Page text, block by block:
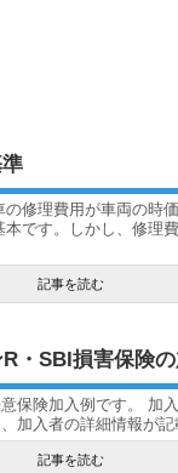
修理費用が車両の時
です。しかし、修理
記事を読む
・SBI損害保険の
保険加入例です。 加
加入者の詳細情報が
記事を読む